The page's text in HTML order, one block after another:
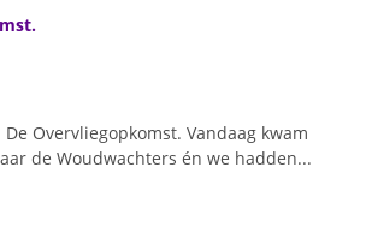
Overvliegopkomst. Vandaag kwam
de Woudwachters én we hadden...